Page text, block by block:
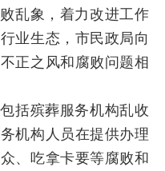
乱象，着力改进工作
业生态，市民政局向
正之风和腐败问题相
括殡葬服务机构乱收
机构人员在提供办理
、吃拿卡要等腐败和